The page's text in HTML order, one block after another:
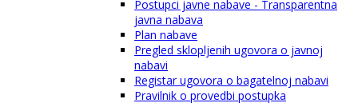
Postupci javne nabave - Transparentna
javna nabava
Plan nabave
Pregled sklopljenih ugovora o javnoj
nabavi
Registar ugovora o bagatelnoj nabavi
Pravilnik o provedbi postupka